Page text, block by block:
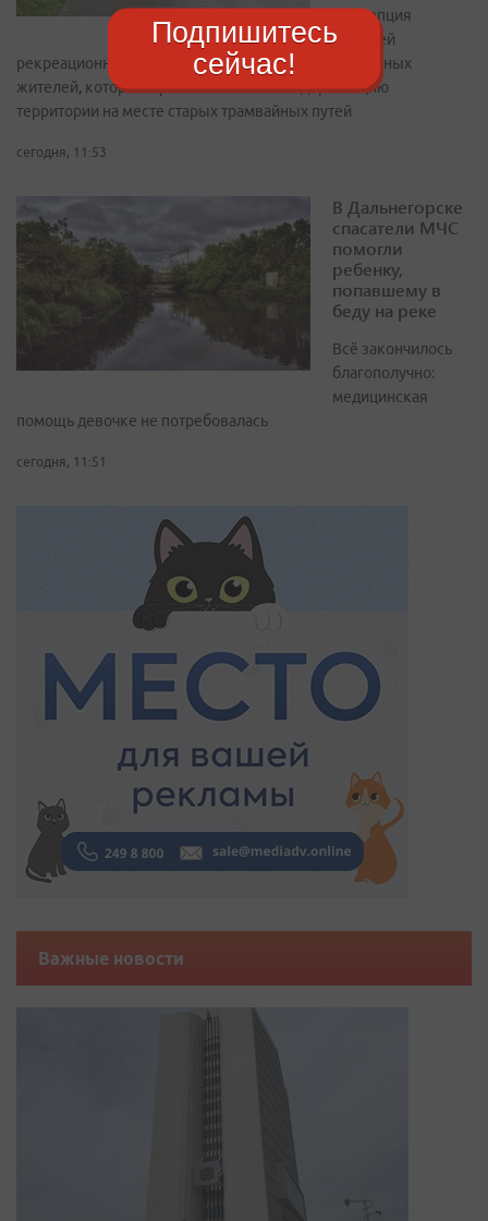
Концепция
будущей
рекреационной зоны родилась по инициативе местных
жителей, которые проголосовали за модернизацию
территории на месте старых трамвайных путей
сегодня, 11:53
В Дальнегорске
спасатели МЧС
помогли
ребенку,
попавшему в
беду на реке
Всё закончилось
благополучно:
медицинская
помощь девочке не потребовалась
сегодня, 11:51
Важные новости
Подпишитесь
сейчас!